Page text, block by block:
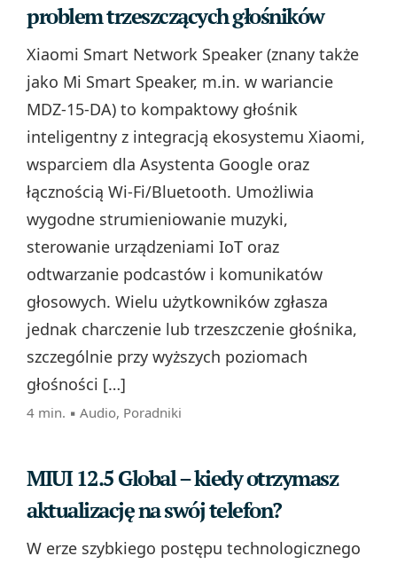
problem trzeszczących głośników
Xiaomi Smart Network Speaker (znany także
jako Mi Smart Speaker, m.in. w wariancie
MDZ-15-DA) to kompaktowy głośnik
inteligentny z integracją ekosystemu Xiaomi,
wsparciem dla Asystenta Google oraz
łącznością Wi‑Fi/Bluetooth. Umożliwia
wygodne strumieniowanie muzyki,
sterowanie urządzeniami IoT oraz
odtwarzanie podcastów i komunikatów
głosowych. Wielu użytkowników zgłasza
jednak charczenie lub trzeszczenie głośnika,
szczególnie przy wyższych poziomach
głośności […]
4 min. ▪ Audio, Poradniki
MIUI 12.5 Global – kiedy otrzymasz
aktualizację na swój telefon?
W erze szybkiego postępu technologicznego